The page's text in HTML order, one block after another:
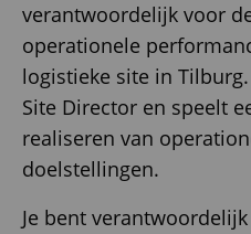
verantwoordelijk voor
operationele
logistieke site in
Site Director en speelt
realiseren van
doelstellingen.
Je bent